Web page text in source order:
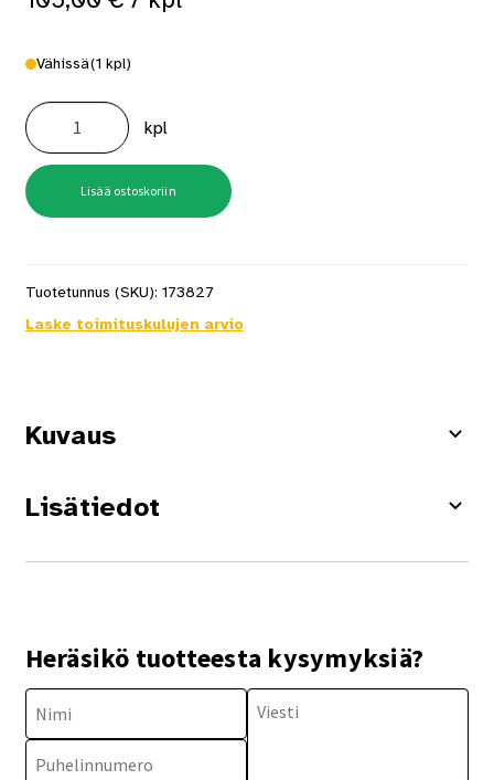
Vähissä(1 kpl)
Vetonitlaatta
120cm
teräskiskolla
Näsin
277
määrä
kpl
Lisää ostoskoriin
Tuotetunnus (SKU): 173827
Laske toimituskulujen arvio
Kuvaus
Lisätiedot
Heräsikö tuotteesta kysymyksiä?